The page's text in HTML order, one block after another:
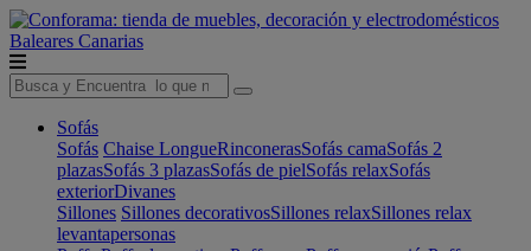
Baleares Canarias
Sofás
Sofás Chaise LongueRinconerasSofás camaSofás 2
plazasSofás 3 plazasSofás de pielSofás relaxSofás
exteriorDivanes
Sillones Sillones decorativosSillones relaxSillones relax
levantapersonas